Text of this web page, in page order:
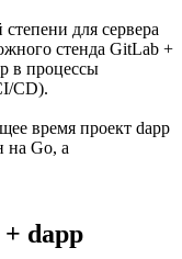
для сервера
стенда GitLab +
в процессы
CD).
время проект dapp
на Go, а
dapp